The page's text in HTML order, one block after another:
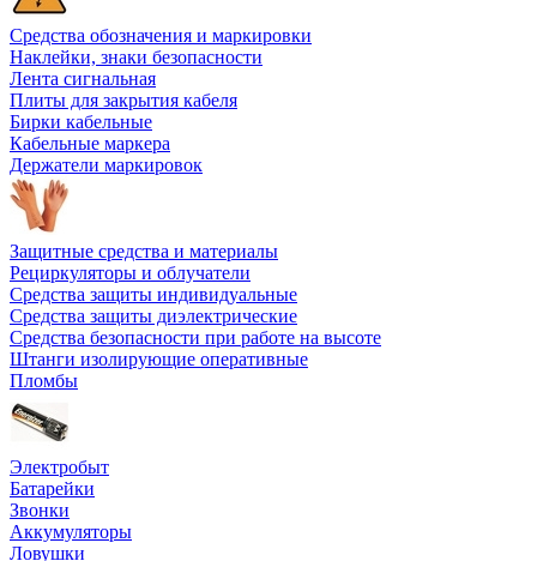
Средства обозначения и маркировки
Наклейки, знаки безопасности
Лента сигнальная
Плиты для закрытия кабеля
Бирки кабельные
Кабельные маркера
Держатели маркировок
Защитные средства и материалы
Рециркуляторы и облучатели
Средства защиты индивидуальные
Средства защиты диэлектрические
Средства безопасности при работе на высоте
Штанги изолирующие оперативные
Пломбы
Электробыт
Батарейки
Звонки
Аккумуляторы
Ловушки